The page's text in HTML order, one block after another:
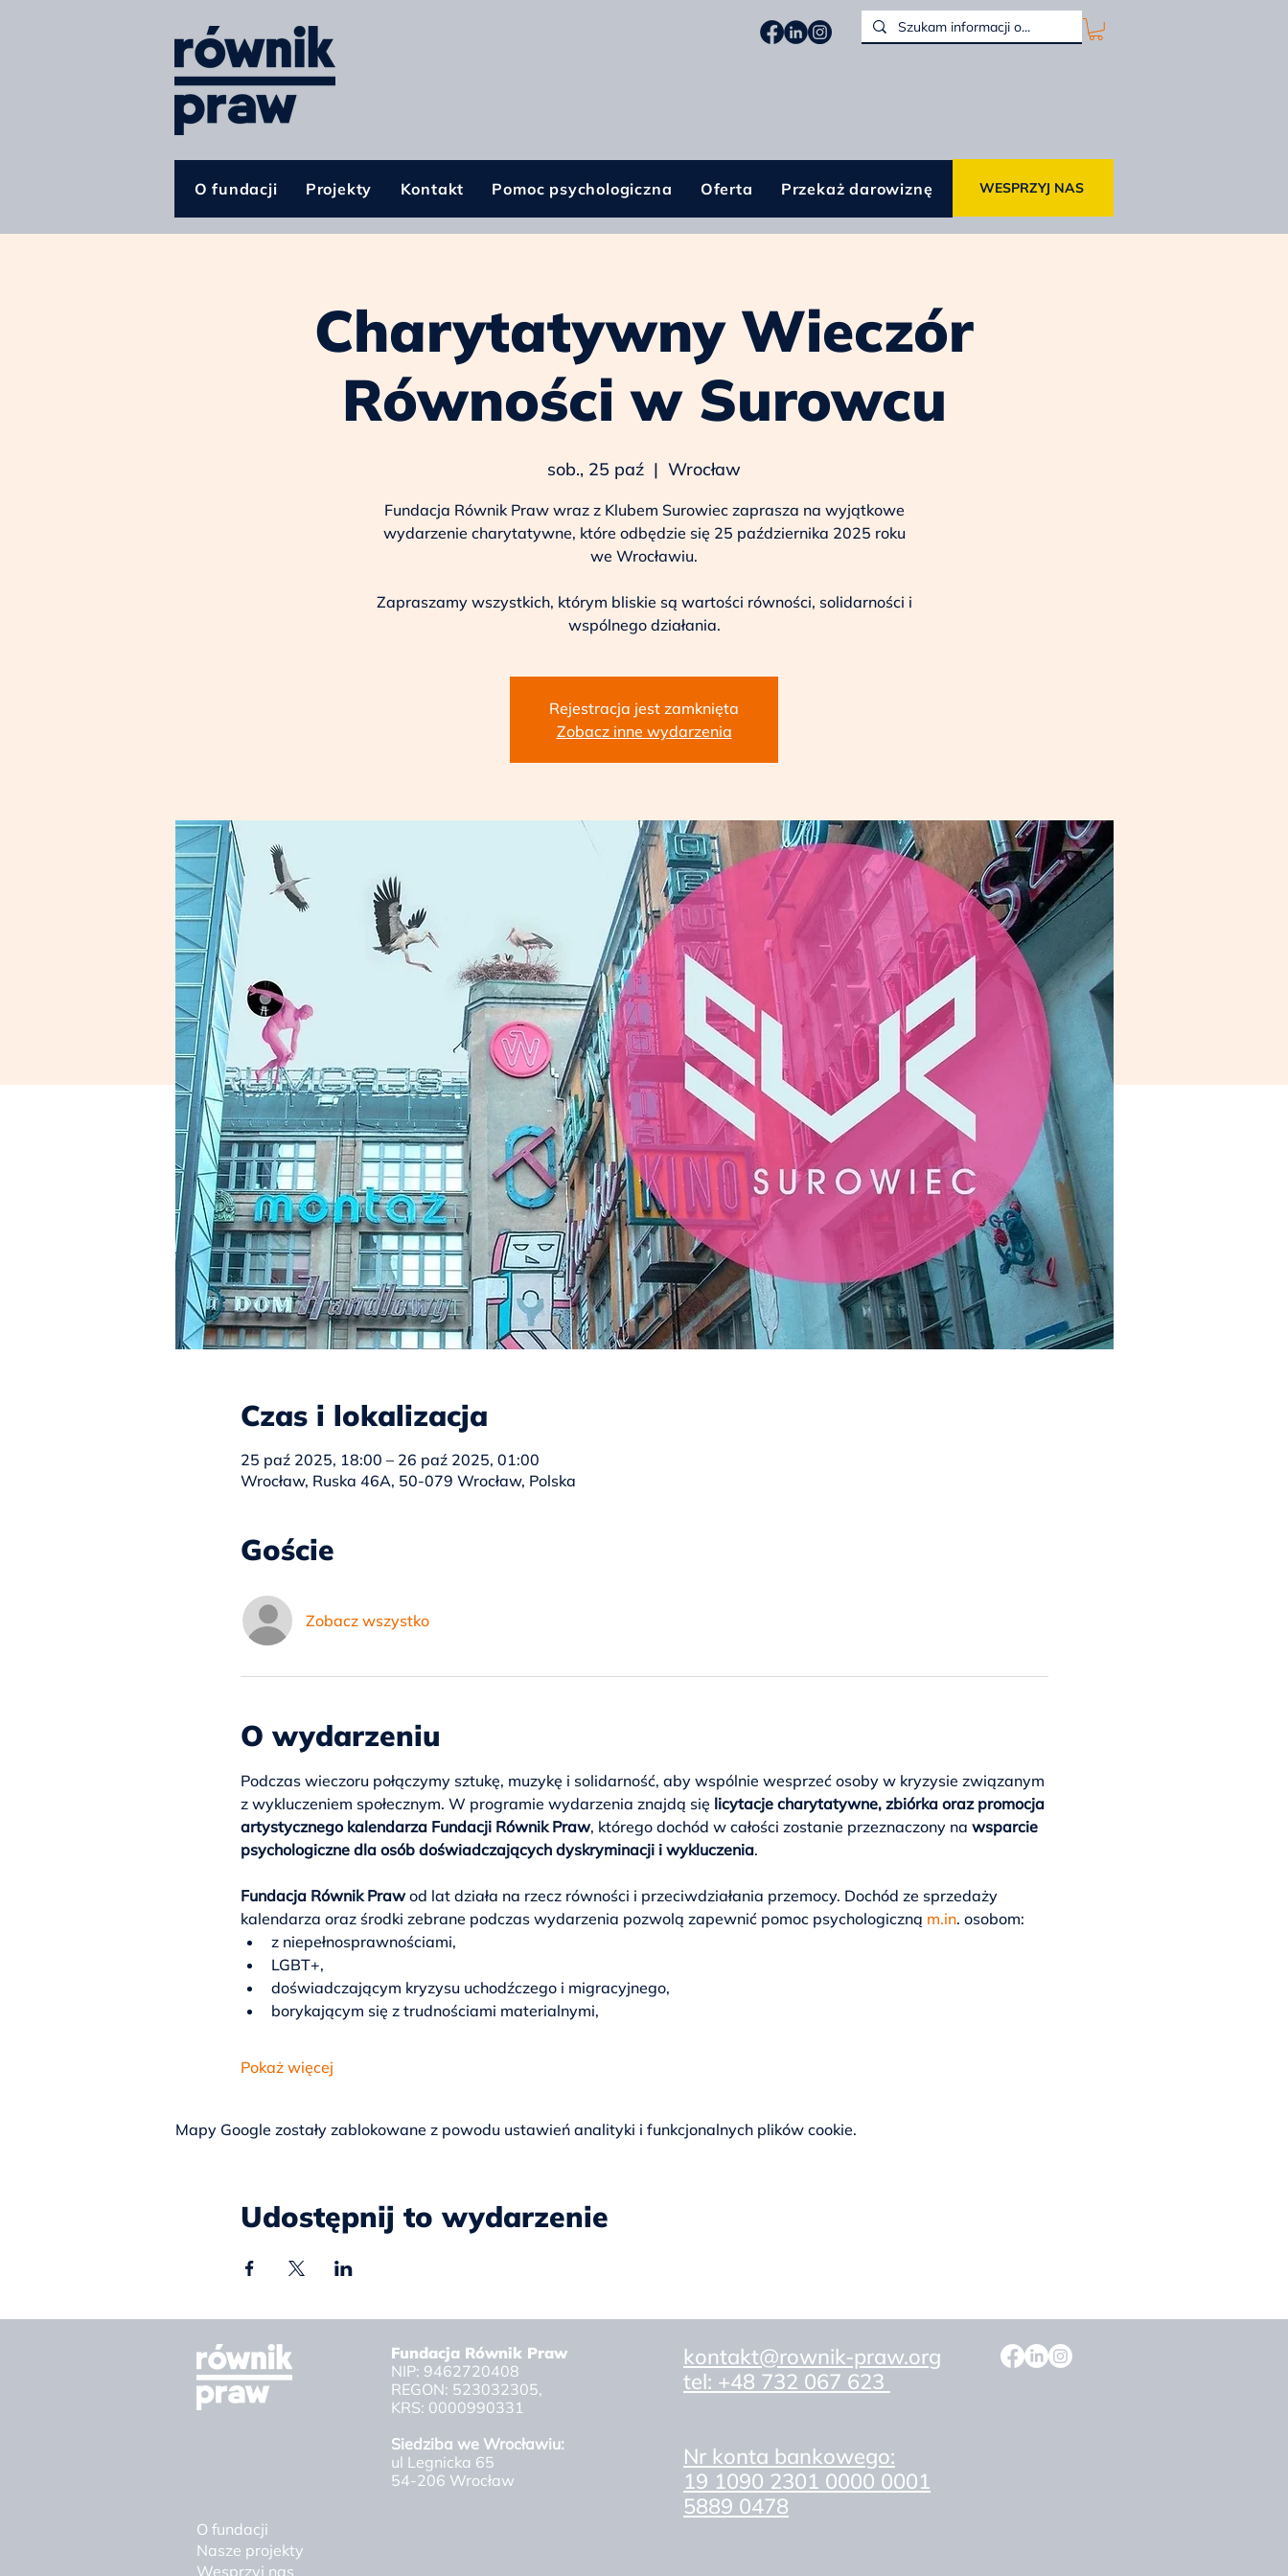
O fundacji Projekty Kontakt Pomoc psychologiczna Oferta Przekaż darowiznę WESPRZYJ NAS
Charytatywny Wieczór
Równości w Surowcu
sob., 25 paź
  |
Wrocław
Fundacja Równik Praw wraz z Klubem Surowiec zaprasza na wyjątkowe
wydarzenie charytatywne, które odbędzie się 25 października 2025 roku
we Wrocławiu.
Zapraszamy wszystkich, którym bliskie są wartości równości, solidarności i
Rejestracja jest zamknięta
Zobacz inne wydarzenia
Czas i lokalizacja
25 paź 2025, 18:00 – 26 paź 2025, 01:00
Wrocław, Ruska 46A, 50-079 Wrocław, Polska
Goście
Zobacz wszystko
O wydarzeniu
Podczas wieczoru połączymy sztukę, muzykę i solidarność, aby wspólnie wesprzeć osoby w kryzysie związanym
z wykluczeniem społecznym. W programie wydarzenia znajdą się licytacje charytatywne, zbiórka oraz promocja
artystycznego kalendarza Fundacji Równik Praw, którego dochód w całości zostanie przeznaczony na wsparcie
psychologiczne dla osób doświadczających dyskryminacji i wykluczenia.
Fundacja Równik Praw od lat działa na rzecz równości i przeciwdziałania przemocy. Dochód ze sprzedaży
kalendarza oraz środki zebrane podczas wydarzenia pozwolą zapewnić pomoc psychologiczną m.in. osobom:
z niepełnosprawnościami,
LGBT+,
doświadczającym kryzysu uchodźczego i migracyjnego,
borykającym się z trudnościami materialnymi,
Pokaż więcej
Mapy Google zostały zablokowane z powodu ustawień analityki i funkcjonalnych plików cookie.
Udostępnij to wydarzenie
Fundacja Równik Praw
NIP: 9462720408
REGON: 523032305,
KRS: 0000990331
Siedziba we Wrocławiu:
ul Legnicka 65
54-206 Wrocław
O fundacji
Nasze projekty
Wesprzyj nas
kontakt@rownik-praw.org
tel: +48 732 067 623
Nr konta bankowego:
19 1090 2301 0000 0001
5889 0478